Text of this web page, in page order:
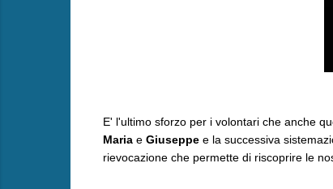
E' l'ultimo sforzo per i volontari che anche
Mariae Giuseppee la successiva
rievocazione che permette di riscoprire le